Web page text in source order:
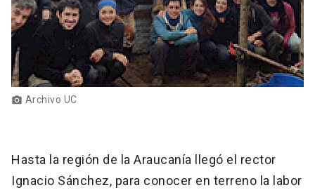
photo_camera Archivo UC
Hasta la región de la Araucanía llegó el rector
Ignacio Sánchez, para conocer en terreno la labor